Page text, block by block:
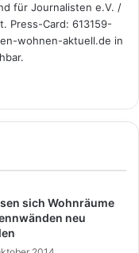
für Journalisten e.V. /
Press-Card: 613159-
wohnen-aktuell.de in
sich Wohnräume
neu